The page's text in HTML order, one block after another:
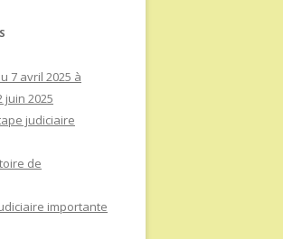
7 avril 2025 à
juin 2025
judiciaire
de
importante